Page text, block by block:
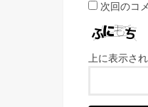
次回のコ
上に表示さ